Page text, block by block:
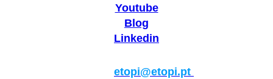
Youtube
Blog
Linkedin
etopi@etopi.pt